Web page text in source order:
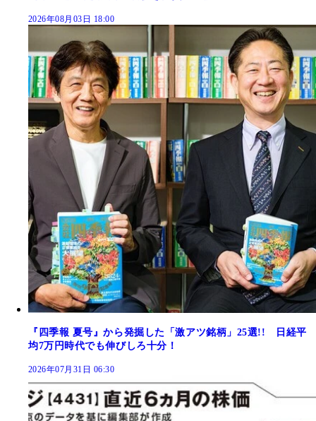
2026年08月03日 18:00
『四季報 夏号』から発掘した「激アツ銘柄」25選!! 日経平
均7万円時代でも伸びしろ十分！
2026年07月31日 06:30